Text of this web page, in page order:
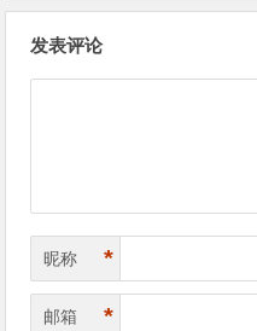
发表评论
昵称 *
邮箱 *